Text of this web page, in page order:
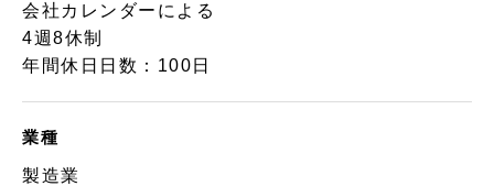
会社カレンダーによる
4週8休制
年間休日日数：100日
業種
製造業